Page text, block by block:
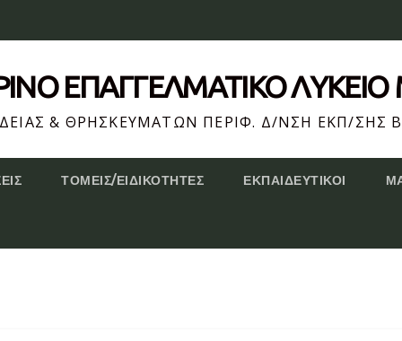
ΕΠΆΓΓΕΛΜΑΤΙΚΟ
& ΘΡΗΣΚΕΥΜΑΤΩΝ ΠΕΡΙΦ. Δ/ΝΣΗ ΕΚΠ/ΣΗΣ
ΤΟΜΕΊΣ/ΕΙΔΙΚΌΤΗΤΕΣ ΕΚΠΑΙΔΕΥΤΙΚΟΊ